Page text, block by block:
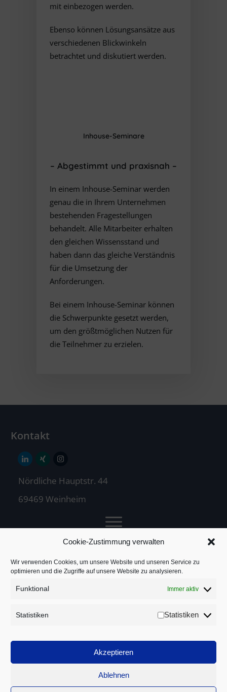
Cookie-Zustimmung verwalten
Wir verwenden Cookies, um unsere Website und unseren Service zu
optimieren und die Zugriffe auf unsere Website zu analysieren.
Funktional Immer aktiv
Statistiken Statistiken
Akzeptieren
Ablehnen
mit einbezogen werden.
Ebenso können Lösungsansätze aus
verschiedenen Blickwinkeln
betrachtet und diskutiert werden.
Inhouse-Seminare
– Abgestimmt und praxisnah –
In einem Inhouse-Seminar werden
genau die in Ihrem Unternehmen
bestehenden Fragestellungen
behandelt. Alle Mitarbeiter erhalten
den gleichen Wissensstand und
haben dann das gleiche Verständnis
für die Umsetzung der
Anforderungen.
Bei einem Inhouse-Seminar können
die Schwerpunkte gesetzt werden,
um den größtmöglichen Nutzen für
die Teilnehmer zu erzielen.
Kontakt
Nördliche Hauptstr. 44
69469 Weinheim
Jochen Treuz